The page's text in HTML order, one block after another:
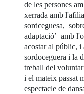
de les persones
xerrada amb
sordceguesa,
adaptació’ amb
acostar al públic, i
sordoceguera i la
treball del
i el mateix passat
espectacle de